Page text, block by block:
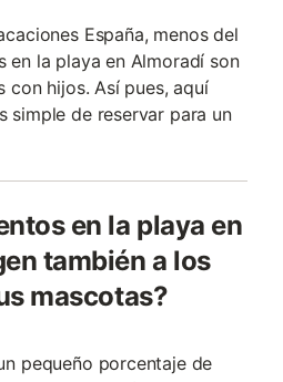
España, menos del
en la playa en Almoradí son
con hijos. Así pues, aquí
simple de reservar para un
en la playa en
también a los
mascotas?
pequeño porcentaje de